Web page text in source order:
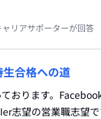
ャリアサポーターが回答
合格への道
おります。
志望の営業職志望